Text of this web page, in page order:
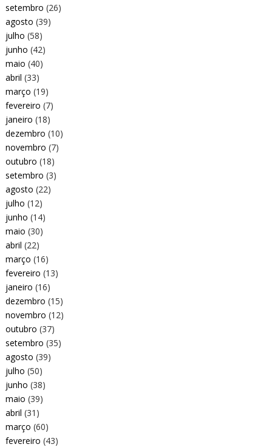
setembro (26)
agosto (39)
julho (58)
junho (42)
maio (40)
abril (33)
março (19)
fevereiro (7)
janeiro (18)
dezembro (10)
novembro (7)
outubro (18)
setembro (3)
agosto (22)
julho (12)
junho (14)
maio (30)
abril (22)
março (16)
fevereiro (13)
janeiro (16)
dezembro (15)
novembro (12)
outubro (37)
setembro (35)
agosto (39)
julho (50)
junho (38)
maio (39)
abril (31)
março (60)
fevereiro (43)